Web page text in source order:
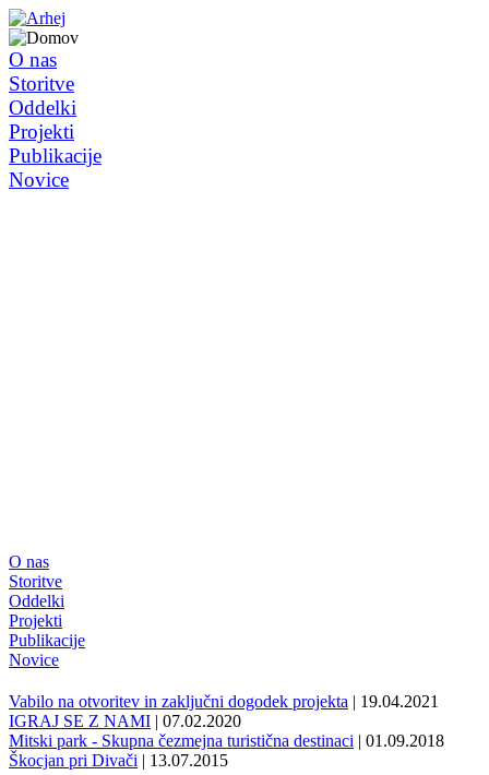
O nas
Storitve
Oddelki
Projekti
Publikacije
Novice
O nas
Storitve
Oddelki
Projekti
Publikacije
Novice
Vabilo na otvoritev in zaključni dogodek projekta | 19.04.2021
IGRAJ SE Z NAMI | 07.02.2020
Mitski park - Skupna čezmejna turistična destinaci | 01.09.2018
Škocjan pri Divači | 13.07.2015